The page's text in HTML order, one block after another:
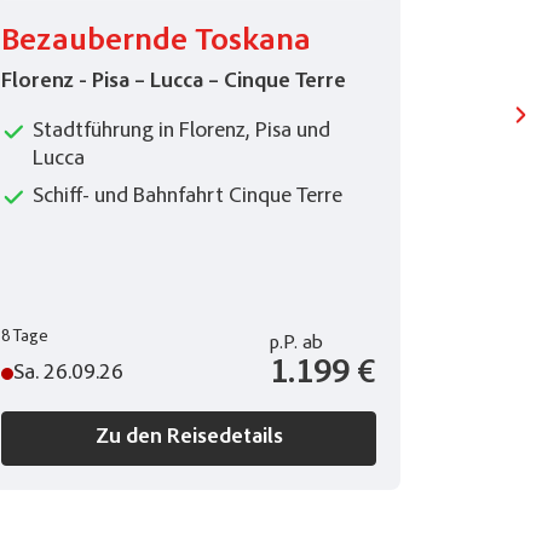
Bezaubernde Toskana
Florenz - Pisa – Lucca – Cinque Terre
Stadtführung in Florenz, Pisa und
Lucca
Schiff- und Bahnfahrt Cinque Terre
8 Tage
Sa. 26.09.26
p.P. ab
1.199 €
Zu den Reisedetails